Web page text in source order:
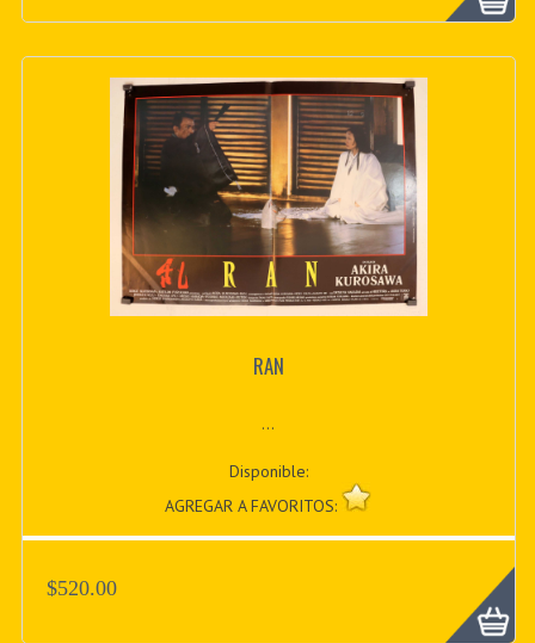
RAN
...
Disponible:
AGREGAR A FAVORITOS:
$520.00